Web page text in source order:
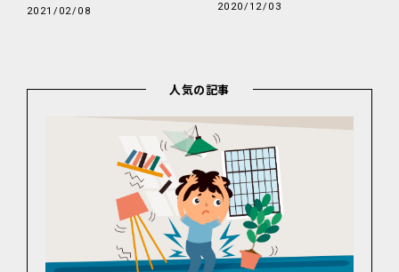
2021/02/08 2020/12/03
人気の記事